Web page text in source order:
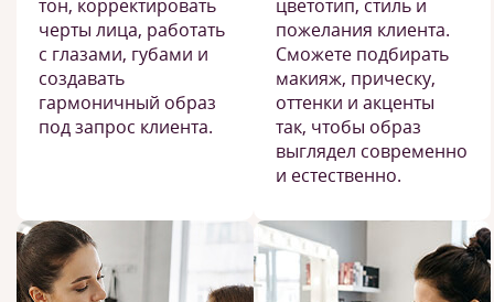
тон, корректировать
черты лица, работать
с глазами, губами и
создавать
гармоничный образ
под запрос клиента.
цветотип, стиль и
пожелания клиента.
Сможете подбирать
макияж, прическу,
оттенки и акценты
так, чтобы образ
выглядел современно
и естественно.